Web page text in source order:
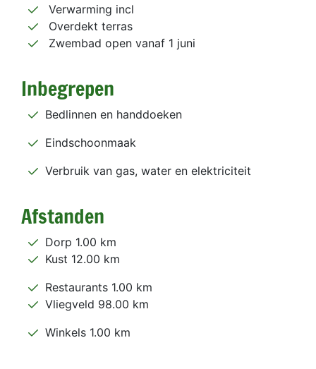
Verwarming incl
Overdekt terras
Zwembad open vanaf 1 juni
Inbegrepen
Bedlinnen en handdoeken
Eindschoonmaak
Verbruik van gas, water en elektriciteit
Afstanden
Dorp 1.00 km
Kust 12.00 km
Restaurants 1.00 km
Vliegveld 98.00 km
Winkels 1.00 km